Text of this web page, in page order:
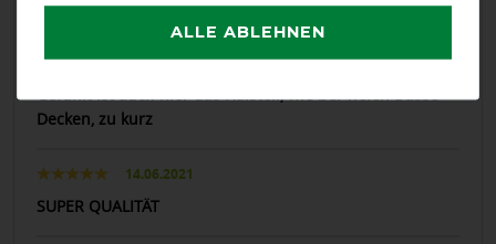
shetty getragen
25.06.2021
Gefühlt ist auch hier das Halsteil, wie bei vielen Busse-
Decken, zu kurz
14.06.2021
SUPER QUALITÄT
ALLE ABLEHNEN